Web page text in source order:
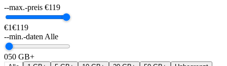
--max.-preis €119
€1€119
--min.-daten Alle
050 GB+